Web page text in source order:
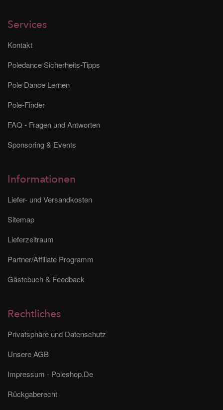
Services
Kontakt
Poledance Sicherheits-Tipps
Pole Dance Lernen
Pole-Finder
FAQ - Fragen und Antworten
Sponsoring & Events
Informationen
Liefer- und Versandkosten
Sitemap
Lieferzeitraum
Partner/Affiliate Programm
Gästebuch & Feedback
Rechtliches
Privatsphäre und Datenschutz
Unsere AGB
Impressum - Poleshop.De
Rückgaberecht